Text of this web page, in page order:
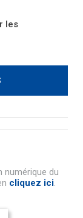
les
numérique du
cliquez ici.